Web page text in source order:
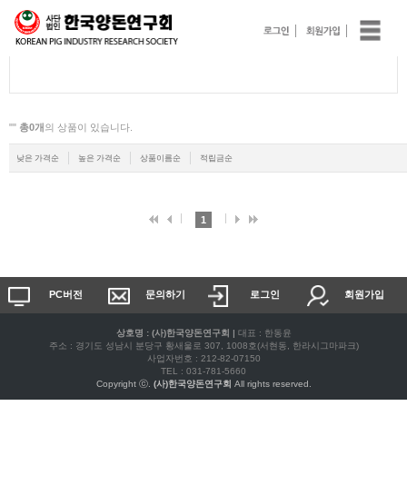
전체
"" 총0개의 상품이 있습니다.
낮은 가격순 높은 가격순 상품이름순 적립금순
1
PC버전 문의하기 로그인 회원가입
상호명 : (사)한국양돈연구회 | 대표 : 한동윤
주소 : 경기도 성남시 분당구 황새울로 307, 1008호(서현동, 한라시그마파크)
사업자번호 : 212-82-07150
TEL : 031-781-5660
Copyright ⓒ. (사)한국양돈연구회 All rights reserved.